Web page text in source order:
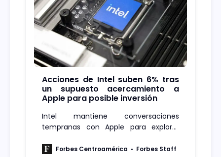
Acciones de Intel suben 6% tras
un supuesto acercamiento a
Apple para posible inversión
Intel mantiene conversaciones
tempranas con Apple para explorar
tras acuerdos recientes con Nvidia.
Forbes Centroamérica Forbes Staff